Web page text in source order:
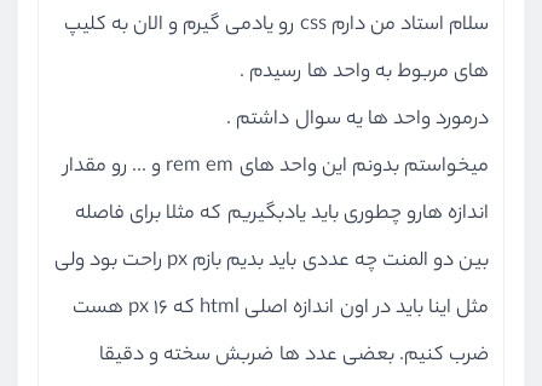
کند که تعامل راحت و خوشایندی را به کاربران نهایی خود
دهید.
رسپانسیو کردن وبسایت
صفحه‌نمایش‌های با اندازه‌های مختلف امروزه جز جدایی ناپذیر
زندگی ما شده‌اند از موبایل‌ها گرفته تا تبلت و لپ تاپ که هر
کدام در هر مدل دارای سایز صفحه نمایش متفاوت هستند.
اگر شما وبسایتی را طراحی کنید و با CSS به آن استایل دهید
سلام استاد من دارم css رو یادمی گیرم و الان به کلیپ
های مربوط به واحد ها رسیدم .
درمورد واحد ها یه سوال داشتم .
میخواستم بدونم این واحد های rem em و ... رو مقدار
اندازه هارو چطوری باید یادبگیریم که مثلا برای فاصله
بین دو المنت چه عددی باید بدیم بازم px راحت بود ولی
مثل اینا باید در اون اندازه اصلی html که 16 px هست
ضرب کنیم. بعضی عدد ها ضربش سخته و دقیقا